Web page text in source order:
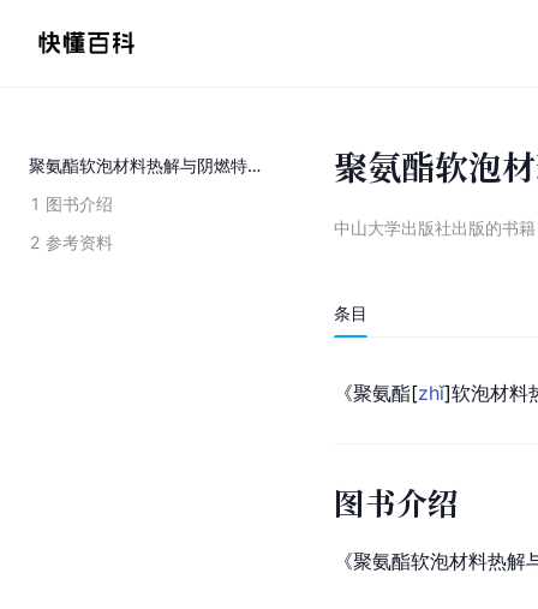
聚氨酯软泡材料热解与阴燃特性
1 图书介绍
2 参考资料
聚氨酯软泡
中山大学出版社出版的书籍
条目
《聚氨酯[zhǐ]软泡材料
图书介绍
《聚氨酯软泡材料热